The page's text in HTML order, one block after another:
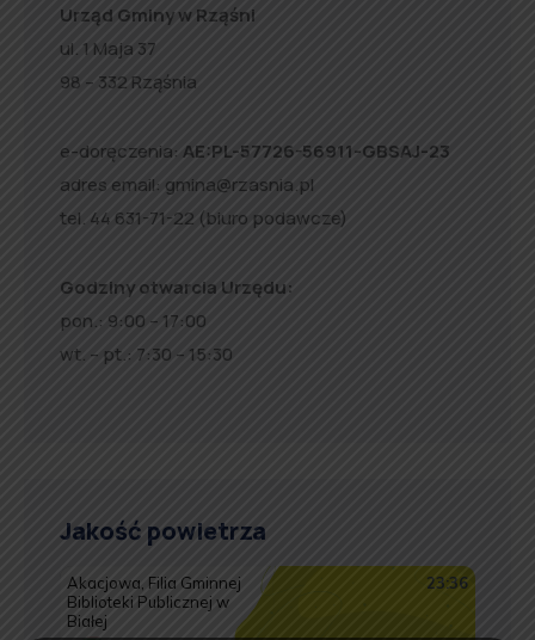
Urząd Gminy w Rząśni
ul. 1 Maja 37
98 – 332 Rząśnia
e-doręczenia: AE:PL-57726-56911-GBSAJ-23
adres email: gmina@rzasnia.pl
tel. 44 631-71-22 (biuro podawcze)
Godziny otwarcia Urzędu:
pon.: 9:00 – 17:00
wt. – pt.: 7:30 – 15:30
Jakość powietrza